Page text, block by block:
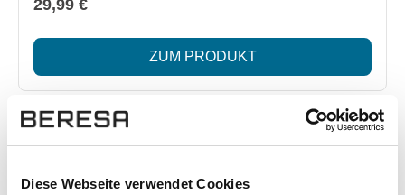
Diese Webseite verwendet Cookies
Fahrzeugliebhaber. Lieferumfang: 4 Ventilzierkappen in
Blister-Verpackung Besonderheiten: hochwertige
Chrombeschichtung Mercedes-Benz Stern-Logo unter
transparentem Kunststoff kompatibel mit RDK-Ventilen
29,99 €
ZUM PRODUKT